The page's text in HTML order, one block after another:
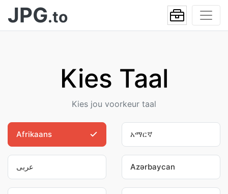
JPG.to
Kies Taal
Kies jou voorkeur taal
Afrikaans አማርኛ
عربى Azərbaycan